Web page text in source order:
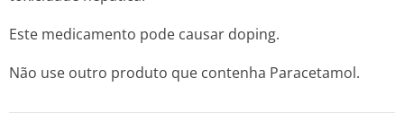
Este medicamento pode causar doping.
Não use outro produto que contenha Paracetamol.